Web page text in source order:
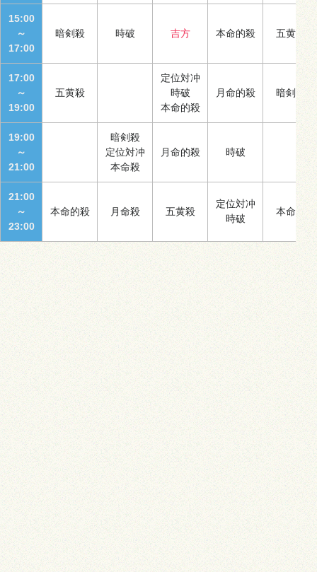
15:00
～
17:00
暗剣殺 時破 吉方 本命的殺 五黄殺
17:00
～
19:00
五黄殺
定位対冲
時破
本命的殺
月命的殺 暗剣殺
19:00
～
21:00
暗剣殺
定位対冲
本命殺
月命的殺 時破
21:00
～
23:00
本命的殺 月命殺 五黄殺
定位対冲
時破
本命殺